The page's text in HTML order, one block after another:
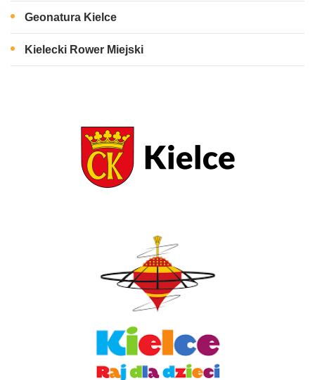
Geonatura Kielce
Kielecki Rower Miejski